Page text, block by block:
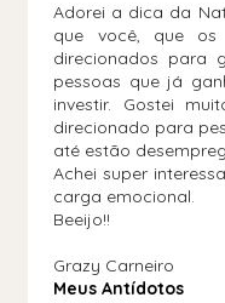
Adorei a dica da
que você, que
direcionados para
pessoas que já
investir. Gostei
direcionado para
até estão
Achei super
carga emocional.
Beeijo!!
Grazy Carneiro
Meus Antídotos